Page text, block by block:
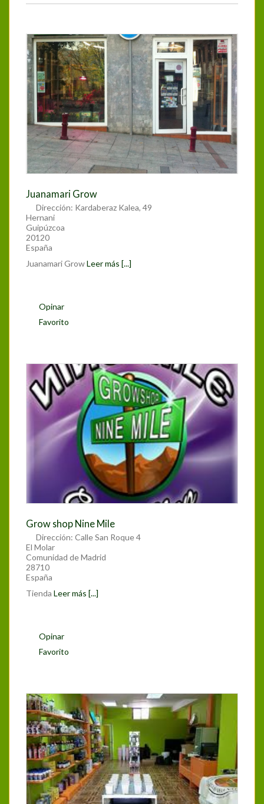
Juanamari Grow
Dirección: Kardaberaz Kalea, 49
Hernani
Guipúzcoa
20120
España
Juanamari GrowLeer más [...]
Opinar
Favorito
Grow shop Nine Mile
Dirección:Calle San Roque 4
El Molar
Comunidad de Madrid
28710
España
Tienda Leer más [...]
Opinar
Favorito